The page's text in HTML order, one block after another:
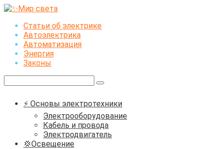
Перейти
контентуСтатьи об электрике
Автоэлектрика
Автоматизация
Энергия
Законы
⚡ Основы электротехники
Электрооборудование
Кабель и провода
Электродвигатель
💢Освещение